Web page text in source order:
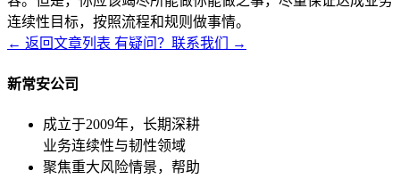
连续性目标，按照流程和规则做事情。
← 返回文章列表 有疑问？联系我们 →
新常安公司
成立于2009年，长期深耕
业务连续性与韧性领域
聚焦重大风险情景，帮助